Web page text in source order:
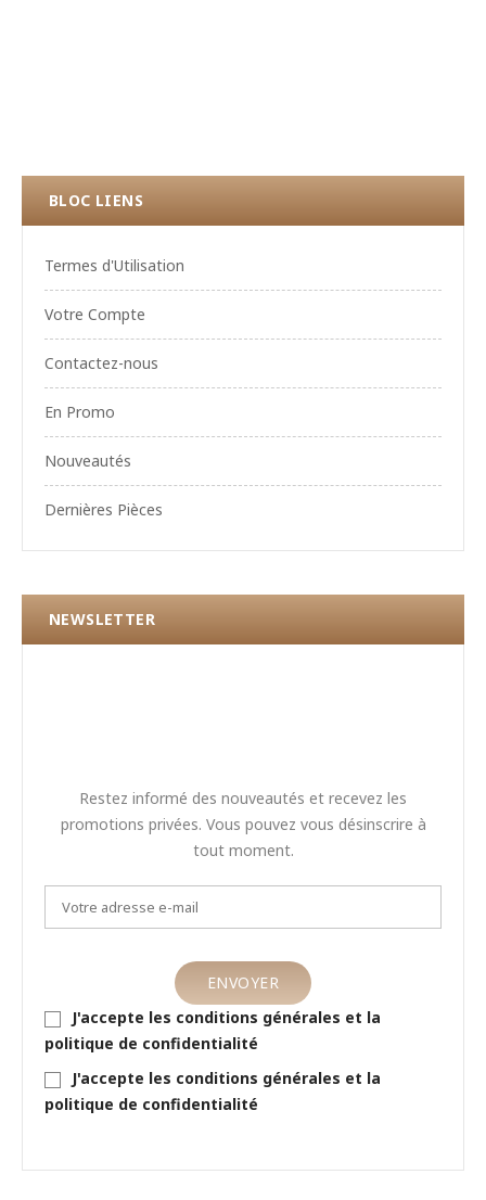
BLOC LIENS
Termes d'Utilisation
Votre Compte
Contactez-nous
En Promo
Nouveautés
Dernières Pièces
NEWSLETTER
Restez informé des nouveautés et recevez les
promotions privées. Vous pouvez vous désinscrire à
tout moment.
J'accepte les conditions générales et la
politique de confidentialité
J'accepte les conditions générales et la
politique de confidentialité